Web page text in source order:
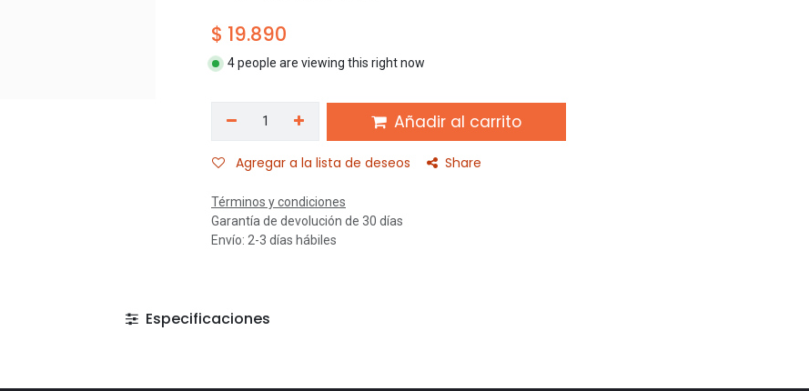
$ 19.890
4 people are viewing this right now
Añadir al carrito
Agregar a la lista de deseos Share
Términos y condiciones
Garantía de devolución de 30 días
Envío: 2-3 días hábiles
Especificaciones